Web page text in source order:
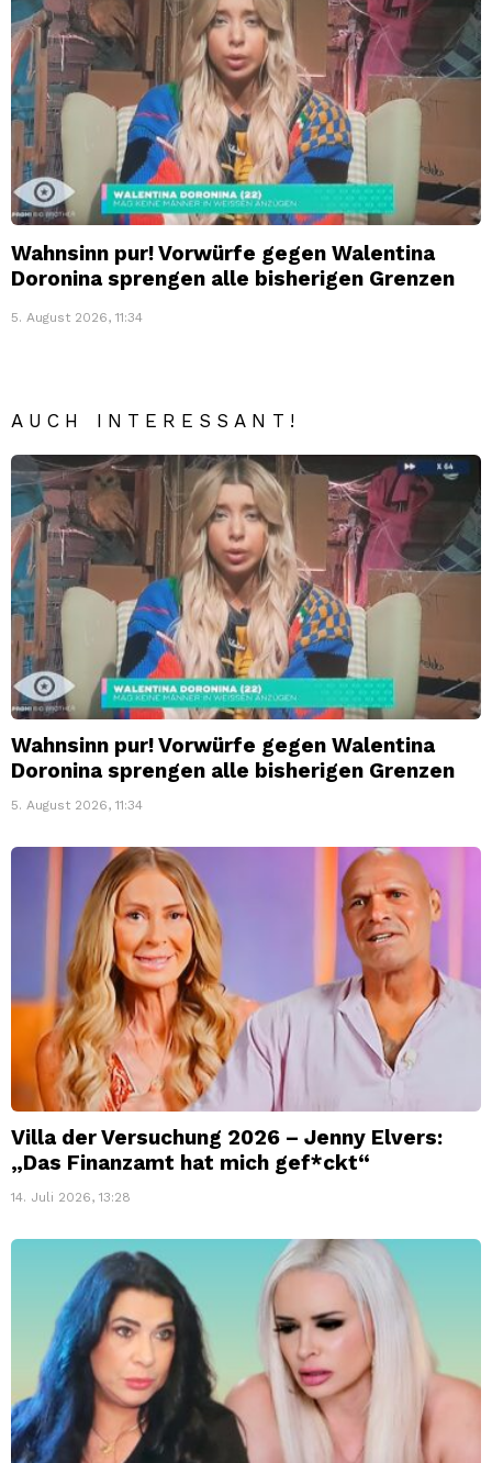
Wahnsinn pur! Vorwürfe gegen Walentina
Doronina sprengen alle bisherigen Grenzen
5. August 2026, 11:34
AUCH INTERESSANT!
Wahnsinn pur! Vorwürfe gegen Walentina
Doronina sprengen alle bisherigen Grenzen
5. August 2026, 11:34
Villa der Versuchung 2026 – Jenny Elvers:
„Das Finanzamt hat mich gef*ckt“
14. Juli 2026, 13:28